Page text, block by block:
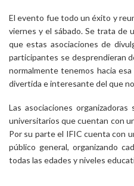
El evento fue todo un éxito y
viernes y el sábado. Se trata de
que estas asociaciones de
participantes se desprendieran
normalmente tenemos hacia
divertida e interesante del que
Las asociaciones
universitarios que cuentan con
Por su parte el IFIC cuenta con
público general, organizando
todas las edades y niveles